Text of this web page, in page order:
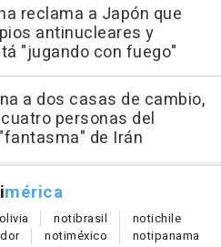
reclama a Japón que
antinucleares y
"jugando con fuego"
a dos casas de cambio,
personas del
de Irán
mérica
notibrasil notichile
notiméxico notipanama